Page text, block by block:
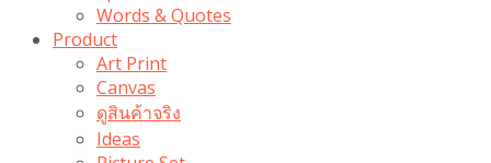
Words & Quotes
Product
Art Print
Canvas
ดูสินค้าจริง
Ideas